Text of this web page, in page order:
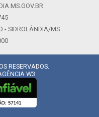
- SIDROLÂNDIA/MS
RESERVADOS.
W3